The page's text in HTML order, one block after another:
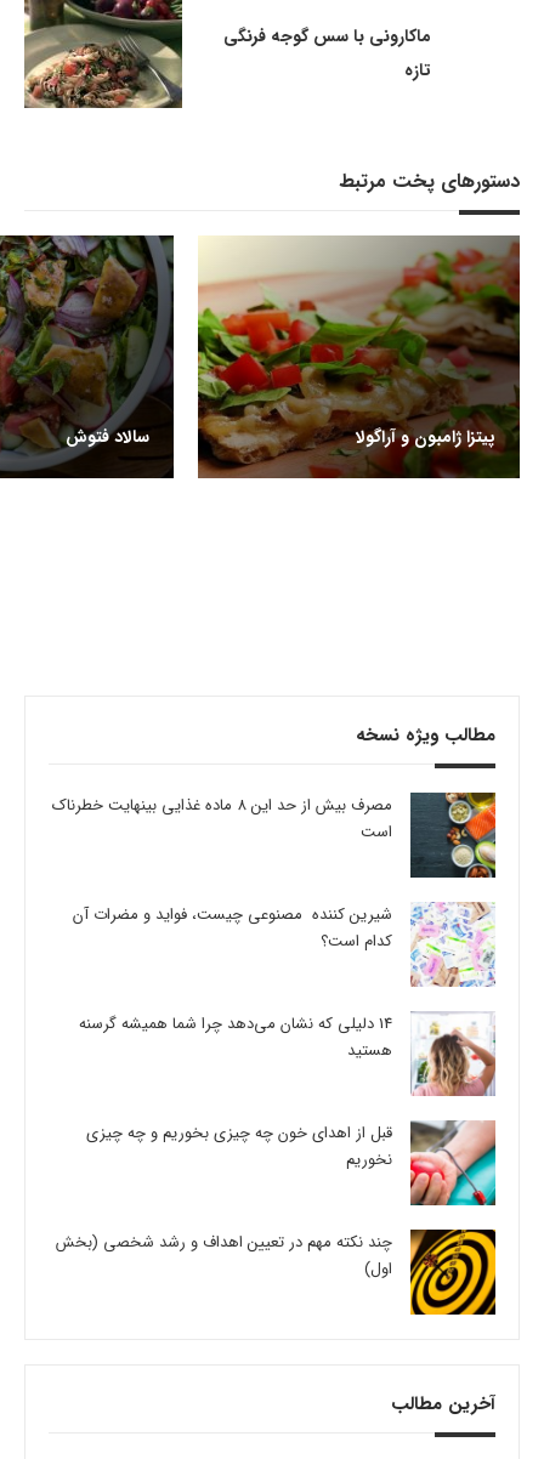
ماکارونی با سس گوجه فرنگی
تازه
دستورهای پخت مرتبط
پیتزا ژامبون و آراگولا سالاد فتوش
مطالب ویژه نسخه
مصرف بیش از حد این 8 ماده غذایی بینهایت خطرناک
است
شیرین کننده مصنوعی چیست، فواید و مضرات آن
کدام است؟
14 دلیلی که نشان می‌دهد چرا شما همیشه گرسنه
هستید
قبل از اهدای خون چه چیزی بخوریم و چه چیزی
نخوریم
چند نکته مهم در تعیین اهداف و رشد شخصی (بخش
اول)
آخرین مطالب